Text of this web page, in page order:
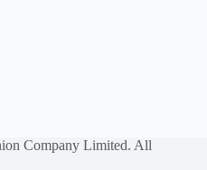
Company Limited. All